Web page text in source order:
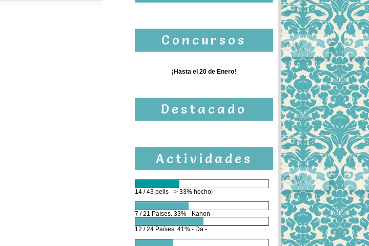
Concursos
¡Hasta el 20 de Enero!
Destacado
Actividades
14 / 43 pelis --> 33% hecho!
7 / 21 Países. 33% - Kanon -
12 / 24 Países. 41% - Da -